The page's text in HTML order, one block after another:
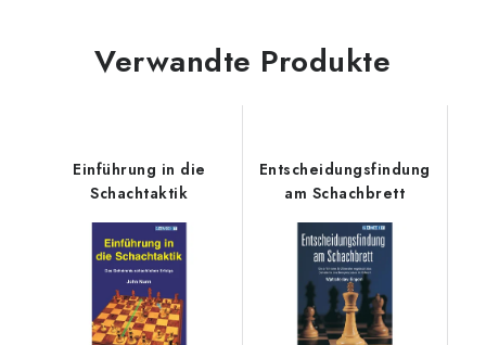
Verwandte Produkte
Einführung in die
Schachtaktik
Entscheidungsfindung
am Schachbrett